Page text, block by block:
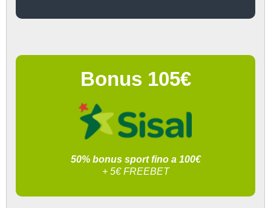
Bonus 105€
50% bonus sport fino a 100€
+ 5€ FREEBET